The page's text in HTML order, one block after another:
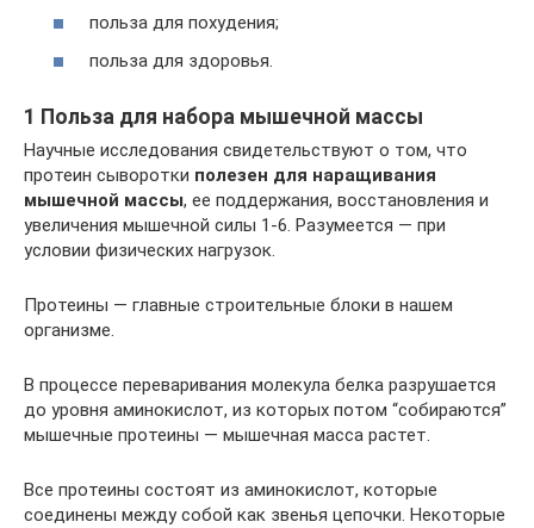
польза для похудения;
польза для здоровья.
1 Польза для набора мышечной массы
Научные исследования свидетельствуют о том, что
протеин сыворотки полезен для наращивания
мышечной массы, ее поддержания, восстановления и
увеличения мышечной силы 1-6. Разумеется — при
условии физических нагрузок.
Протеины — главные строительные блоки в нашем
организме.
В процессе переваривания молекула белка разрушается
до уровня аминокислот, из которых потом “собираются”
мышечные протеины — мышечная масса растет.
Все протеины состоят из аминокислот, которые
соединены между собой как звенья цепочки. Некоторые